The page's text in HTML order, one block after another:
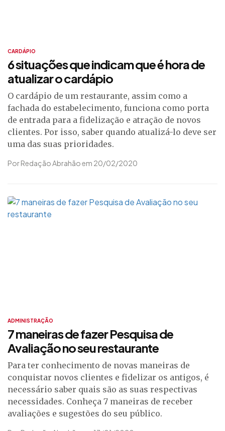
CARDÁPIO
6 situações que indicam que é hora de
atualizar o cardápio
O cardápio de um restaurante, assim como a
fachada do estabelecimento, funciona como porta
de entrada para a fidelização e atração de novos
clientes. Por isso, saber quando atualizá-lo deve ser
uma das suas prioridades.
Por Redação Abrahão em 20/02/2020
ADMINISTRAÇÃO
7 maneiras de fazer Pesquisa de
Avaliação no seu restaurante
Para ter conhecimento de novas maneiras de
conquistar novos clientes e fidelizar os antigos, é
necessário saber quais são as suas respectivas
necessidades. Conheça 7 maneiras de receber
avaliações e sugestões do seu público.